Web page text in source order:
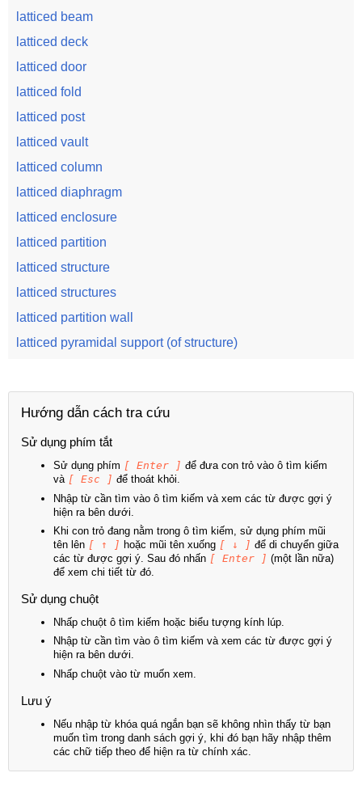
latticed beam
latticed deck
latticed door
latticed fold
latticed post
latticed vault
latticed column
latticed diaphragm
latticed enclosure
latticed partition
latticed structure
latticed structures
latticed partition wall
latticed pyramidal support (of structure)
Hướng dẫn cách tra cứu
Sử dụng phím tắt
Sử dụng phím [ Enter ] để đưa con trỏ vào ô tìm kiếm
và [ Esc ] để thoát khỏi.
Nhập từ cần tìm vào ô tìm kiếm và xem các từ được gợi ý
hiện ra bên dưới.
Khi con trỏ đang nằm trong ô tìm kiếm, sử dụng phím mũi
tên lên [ ↑ ] hoặc mũi tên xuống [ ↓ ] để di chuyển giữa
các từ được gợi ý. Sau đó nhấn [ Enter ] (một lần nữa)
để xem chi tiết từ đó.
Sử dụng chuột
Nhấp chuột ô tìm kiếm hoặc biểu tượng kính lúp.
Nhập từ cần tìm vào ô tìm kiếm và xem các từ được gợi ý
hiện ra bên dưới.
Nhấp chuột vào từ muốn xem.
Lưu ý
Nếu nhập từ khóa quá ngắn bạn sẽ không nhìn thấy từ bạn
muốn tìm trong danh sách gợi ý, khi đó bạn hãy nhập thêm
các chữ tiếp theo để hiện ra từ chính xác.